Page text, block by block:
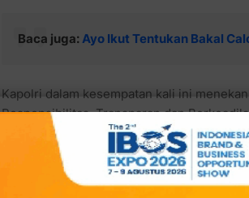
Baca juga: Ayo Ikut Tentukan Bakal
Kapolri dalam kesempatan kali ini
Responsibilitas, Transparan dan
negara Republik Indonesia.
Baca juga:Akhirnya Abdul Muin